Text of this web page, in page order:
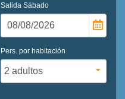
Salida Sábado
Pers. por habitación